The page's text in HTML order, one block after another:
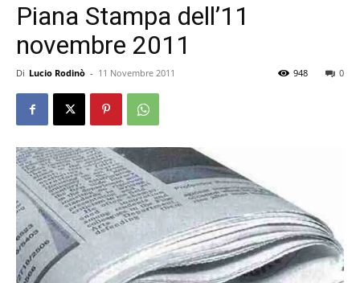
Piana Stampa dell’11
novembre 2011
Di Lucio Rodinò - 11 Novembre 2011 0
948